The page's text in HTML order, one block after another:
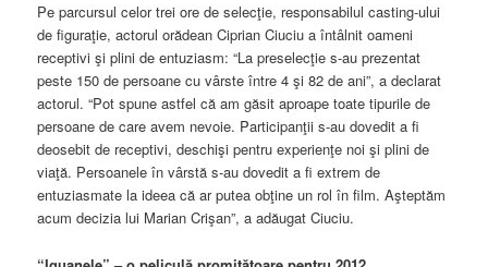
Pe parcursul celor trei ore de selecţie, responsabilul casting-ului
de figuraţie, actorul orădean Ciprian Ciuciu a întâlnit oameni
receptivi şi plini de entuziasm: “La preselecţie s-au prezentat
peste 150 de persoane cu vârste între 4 şi 82 de ani”, a declarat
actorul. “Pot spune astfel că am găsit aproape toate tipurile de
persoane de care avem nevoie. Participanţii s-au dovedit a fi
deosebit de receptivi, deschişi pentru experienţe noi şi plini de
viaţă. Persoanele în vârstă s-au dovedit a fi extrem de
entuziasmate la ideea că ar putea obţine un rol în film. Aşteptăm
acum decizia lui Marian Crişan”, a adăugat Ciuciu.